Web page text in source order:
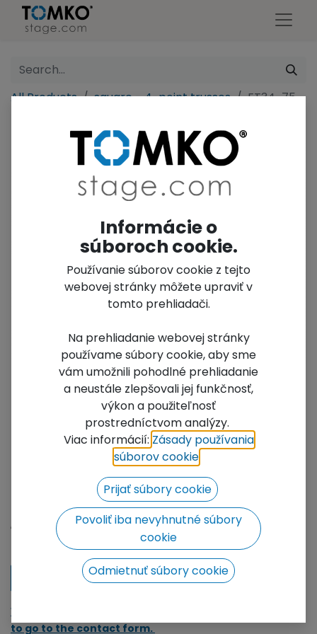
All Products square - 4-point trusses FT34-75
FT34-75
Tubes: 50x2mm
Braces: 20x2mm
Not Available For Sale
Add to wishlist
Contact Us
We will be happy to prepare a price offer for you, click
to go to the contact form.
Informácie o
súboroch cookie.
Používanie súborov cookie z tejto
webovej stránky môžete upraviť v
tomto prehliadači.
Na prehliadanie webovej stránky
používame súbory cookie, aby sme
vám umožnili pohodlné prehliadanie
a neustále zlepšovali jej funkčnosť,
výkon a použiteľnosť
prostredníctvom analýzy.
Viac informácií: Zásady používania
súborov cookie​.
Prijať súbory cookie
Povoliť iba nevyhnutné súbory
cookie
Odmietnuť súbory cookie